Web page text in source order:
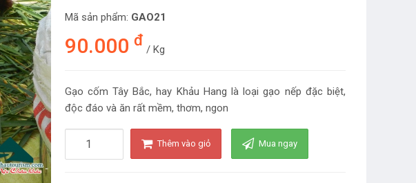
Mã sản phẩm: GAO21
90.000 đ
/ Kg
Gạo cốm Tây Bắc, hay Khảu Hang là loại gạo nếp đặc biệt,
độc đáo và ăn rất mềm, thơm, ngon
Thêm vào giỏ Mua ngay